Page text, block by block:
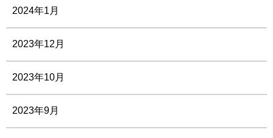
2024年1月
2023年12月
2023年10月
2023年9月